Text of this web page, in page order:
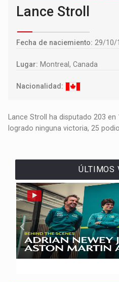
Lance Stroll
Fecha de naciemiento: 29/10/
Lugar: Montreal, Canada
Nacionalidad:
Lance Stroll ha disputado 203
logrado ninguna victoria, 25
ÚLTIMOS